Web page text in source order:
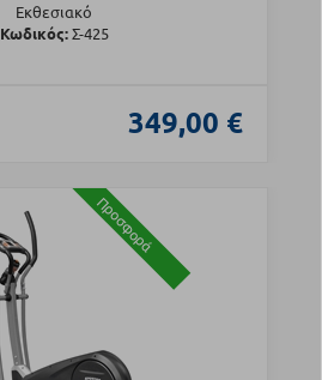
Εκθεσιακό
Κωδικός:Σ-425
349,00 €
Προσφορά